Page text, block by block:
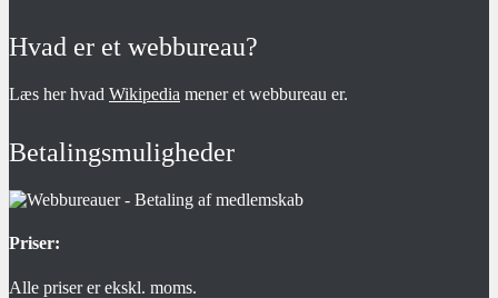
Hvad er et webbureau?
Læs her hvad Wikipedia mener et webbureau er.
Betalingsmuligheder
Priser:
Alle priser er ekskl. moms.